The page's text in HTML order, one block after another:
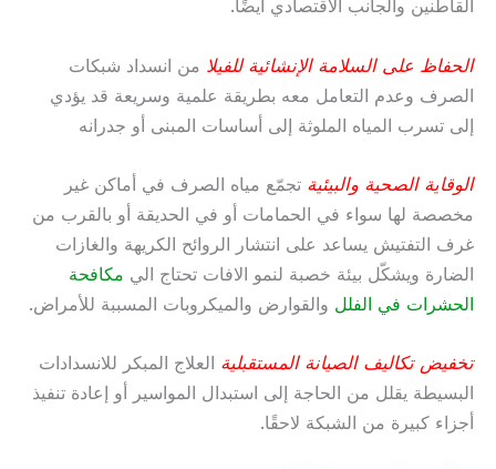
القاطنين والجانب الاقتصادي أيضًا.
الحفاظ على السلامة الإنشائية للفيلا من انسداد شبكات
الصرف وعدم التعامل معه بطريقة علمية وسريعة قد يؤدي
إلى تسرب المياه الملوثة إلى أساسات المبنى أو جدرانه
الوقاية الصحية والبيئية تجمّع مياه الصرف في أماكن غير
مخصصة لها سواء في الحمامات أو في الحديقة أو بالقرب من
غرف التفتيش يساعد على انتشار الروائح الكريهة والغازات
الضارة ويشكّل بيئة خصبة لنمو الافات تحتاج الي مكافحة
الحشرات في الفلل والقوارض والميكروبات المسببة للأمراض.
تخفيض تكاليف الصيانة المستقبلية العلاج المبكر للانسدادات
البسيطة يقلل من الحاجة إلى استبدال المواسير أو إعادة تنفيذ
أجزاء كبيرة من الشبكة لاحقًا.